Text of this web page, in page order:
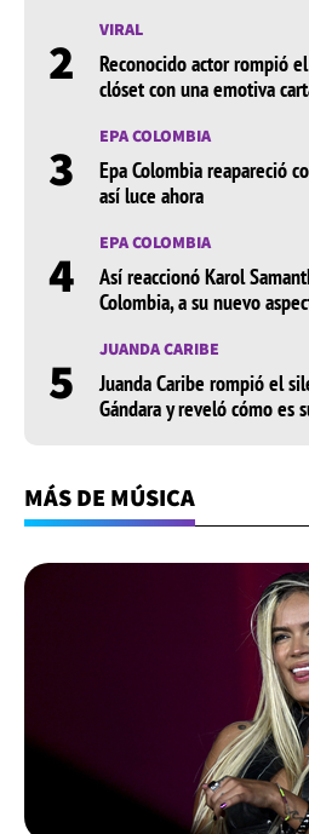
2 VIRAL
Reconocido actor rompió
clóset con una emotiva
3 EPA COLOMBIA
Epa Colombia reapareció
así luce ahora
4 EPA COLOMBIA
Así reaccionó Karol
Colombia, a su nuevo
5 JUANDA CARIBE
Juanda Caribe rompió el
Gándara y reveló cómo es
MÁS DE MÚSICA